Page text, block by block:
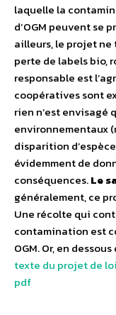
laquelle la
d’OGM peuvent se
ailleurs, le projet ne
perte de labels bio,
responsable est
coopératives sont
rien n’est envisagé
environnementaux
disparition
évidemment de
conséquences.Le
généralement, ce
Une récolte qui
contamination est
OGM. Or, en
texte du projet de
pdf